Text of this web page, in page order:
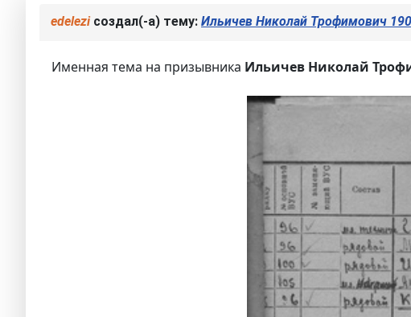
edeleziсоздал(-а) тему: Ильичев Николай Трофимович
Именная тема на призывника Ильичев Николай